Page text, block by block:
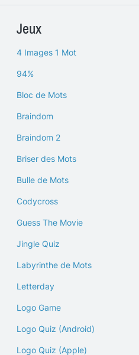
Jeux
4 Images 1 Mot
94%
Bloc de Mots
Braindom
Braindom 2
Briser des Mots
Bulle de Mots
Codycross
Guess The Movie
Jingle Quiz
Labyrinthe de Mots
Letterday
Logo Game
Logo Quiz (Android)
Logo Quiz (Apple)